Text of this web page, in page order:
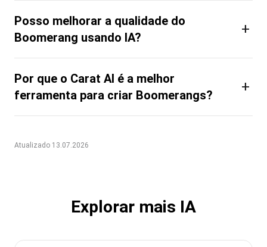
Posso melhorar a qualidade do
Boomerang usando IA?
+
Por que o Carat AI é a melhor
ferramenta para criar Boomerangs?
+
Atualizado 13.07.2026
Explorar mais IA